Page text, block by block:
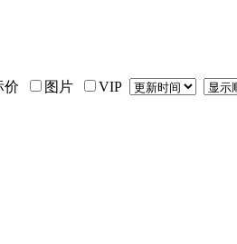
价 图片 VIP